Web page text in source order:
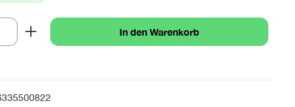
Gib den gewünschten Wert ein oder
In den Warenkorb